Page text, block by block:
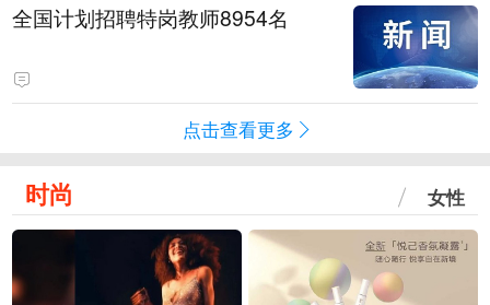
全国计划招聘特岗教师8954名
点击查看更多
时尚 女性